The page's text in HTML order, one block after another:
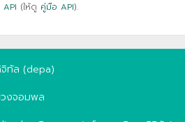
API (ให้ดู คู่มือ API).
จิทัล (depa)
งจอมพล